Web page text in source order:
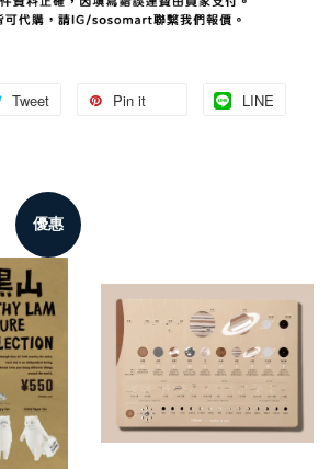
Tweet Pin it LINE
優惠